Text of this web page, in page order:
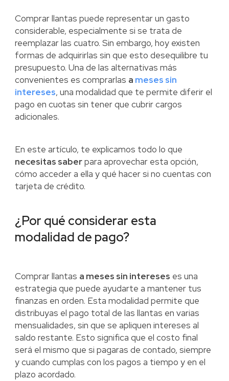
Comprar llantas puede representar un gasto
considerable, especialmente si se trata de
reemplazar las cuatro. Sin embargo, hoy existen
formas de adquirirlas sin que esto desequilibre tu
presupuesto. Una de las alternativas más
convenientes es comprarlas a meses sin
intereses, una modalidad que te permite diferir el
pago en cuotas sin tener que cubrir cargos
adicionales.
En este artículo, te explicamos todo lo que
necesitas saberpara aprovechar esta opción,
cómo acceder a ella y qué hacer si no cuentas con
tarjeta de crédito.
¿Por qué considerar esta
modalidad de pago?
Comprar llantas a meses sin intereses es una
estrategia que puede ayudarte a mantener tus
finanzas en orden. Esta modalidad permite que
distribuyas el pago total de las llantas en varias
mensualidades, sin que se apliquen intereses al
saldo restante. Esto significa que el costo final
será el mismo que si pagaras de contado, siempre
y cuando cumplas con los pagos a tiempo y en el
plazo acordado.